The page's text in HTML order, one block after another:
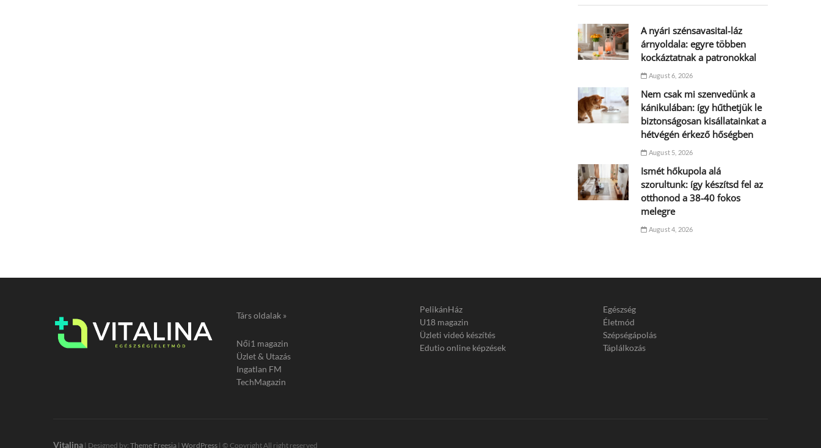
A nyári szénsavasital-láz
árnyoldala: egyre többen
kockáztatnak a patronokkal
August 6, 2026
Nem csak mi szenvedünk a
kánikulában: így hűthetjük le
biztonságosan kisállatainkat a
hétvégén érkező hőségben
August 5, 2026
Ismét hőkupola alá
szorultunk: így készítsd fel az
otthonod a 38-40 fokos
melegre
August 4, 2026
Társ oldalak »
Női1 magazin
Üzlet & Utazás
Ingatlan FM
TechMagazin
PelikánHáz
U18 magazin
Üzleti videó készítés
Edutio online képzések
Egészség
Életmód
Szépségápolás
Táplálkozás
Vitalina | Designed by: Theme Freesia | WordPress | © Copyright All right reserved